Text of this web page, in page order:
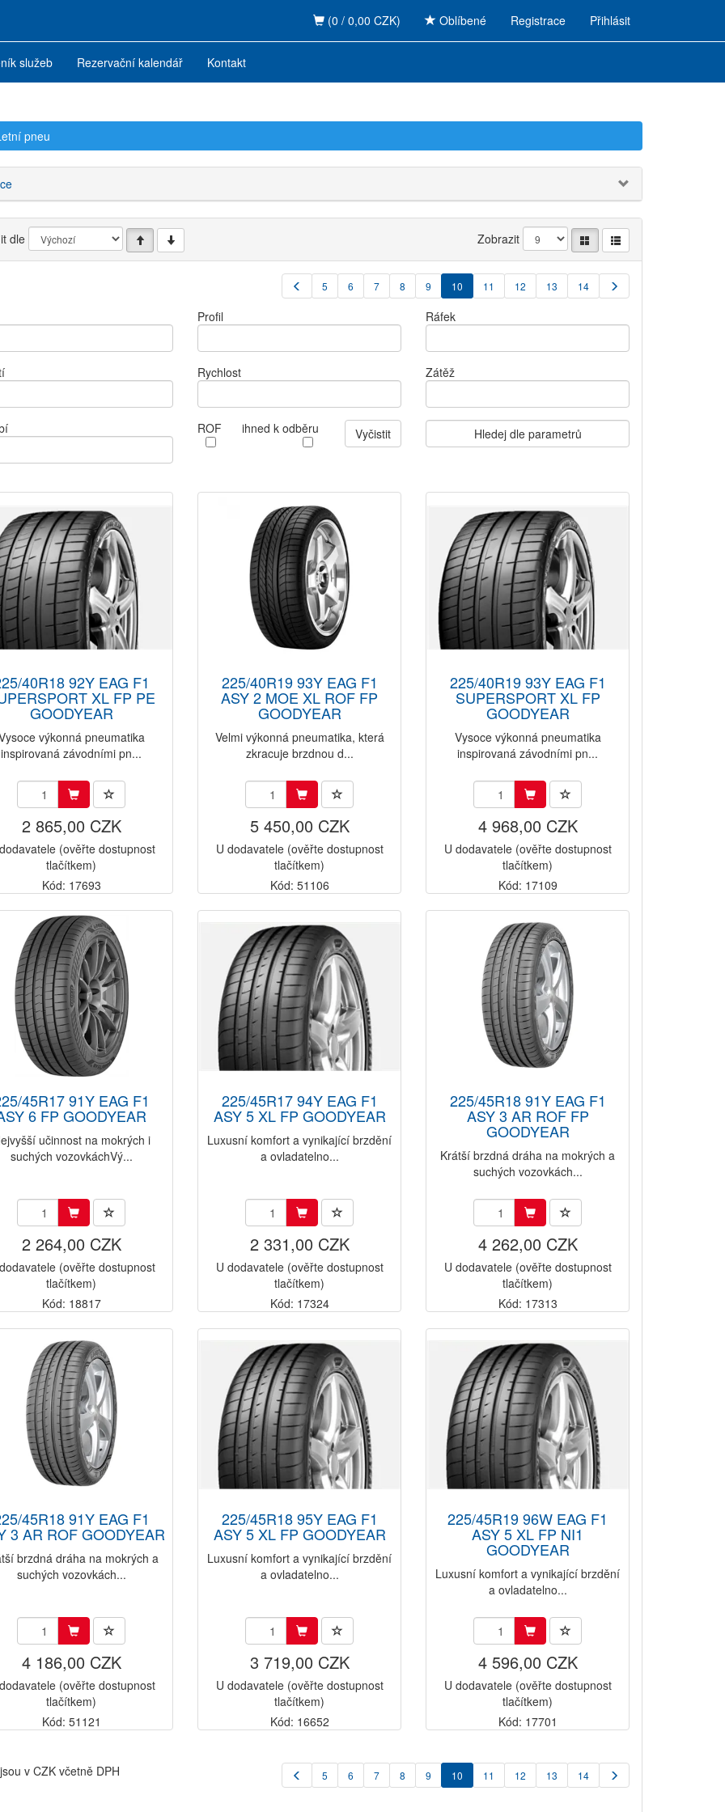
Registrace Přihlásit
(0 / 0,00 CZK) Oblíbené
služeb Rezervační kalendář Kontakt
pneu
dle Zobrazit
5 6 7 8 9 10 11 12 13 14
Profil Ráfek
Rychlost Zátěž
ROF ihned k odběru Vyčistit Hledej dle parametrů
40R18 92Y EAG F1
XL FP PE
GOODYEAR
výkonná pneumatika
inspirovaná závodními pn...
2 865,00 CZK
(ověřte dostupnost
tlačítkem)
Kód: 17693
225/40R19 93Y EAG F1
ASY 2 MOE XL ROF FP
GOODYEAR
Velmi výkonná pneumatika, která
zkracuje brzdnou d...
5 450,00 CZK
U dodavatele (ověřte dostupnost
tlačítkem)
Kód: 51106
225/40R19 93Y EAG F1
SUPERSPORT XL FP
GOODYEAR
Vysoce výkonná pneumatika
inspirovaná závodními pn...
4 968,00 CZK
U dodavatele (ověřte dostupnost
tlačítkem)
Kód: 17109
45R17 91Y EAG F1
6 FP GOODYEAR
učinnost na mokrých i
suchých vozovkáchVý...
2 264,00 CZK
(ověřte dostupnost
tlačítkem)
Kód: 18817
225/45R17 94Y EAG F1
ASY 5 XL FP GOODYEAR
Luxusní komfort a vynikající brzdění
a ovladatelno...
2 331,00 CZK
U dodavatele (ověřte dostupnost
tlačítkem)
Kód: 17324
225/45R18 91Y EAG F1
ASY 3 AR ROF FP
GOODYEAR
Krátší brzdná dráha na mokrých a
suchých vozovkách...
4 262,00 CZK
U dodavatele (ověřte dostupnost
tlačítkem)
Kód: 17313
45R18 91Y EAG F1
3 AR ROF GOODYEAR
brzdná dráha na mokrých a
suchých vozovkách...
4 186,00 CZK
(ověřte dostupnost
tlačítkem)
Kód: 51121
225/45R18 95Y EAG F1
ASY 5 XL FP GOODYEAR
Luxusní komfort a vynikající brzdění
a ovladatelno...
3 719,00 CZK
U dodavatele (ověřte dostupnost
tlačítkem)
Kód: 16652
225/45R19 96W EAG F1
ASY 5 XL FP NI1
GOODYEAR
Luxusní komfort a vynikající brzdění
a ovladatelno...
4 596,00 CZK
U dodavatele (ověřte dostupnost
tlačítkem)
Kód: 17701
v CZK včetně DPH 5 6 7 8 9 10 11 12 13 14